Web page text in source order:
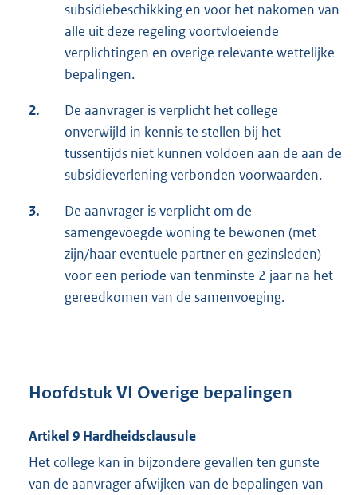
subsidiebeschikking en voor het nakomen van
alle uit deze regeling voortvloeiende
verplichtingen en overige relevante wettelijke
bepalingen.
2.
De aanvrager is verplicht het college
onverwijld in kennis te stellen bij het
tussentijds niet kunnen voldoen aan de aan de
subsidieverlening verbonden voorwaarden.
3.
De aanvrager is verplicht om de
samengevoegde woning te bewonen (met
zijn/haar eventuele partner en gezinsleden)
voor een periode van tenminste 2 jaar na het
gereedkomen van de samenvoeging.
Hoofdstuk VI Overige bepalingen
Artikel 9 Hardheidsclausule
Het college kan in bijzondere gevallen ten gunste
van de aanvrager afwijken van de bepalingen van